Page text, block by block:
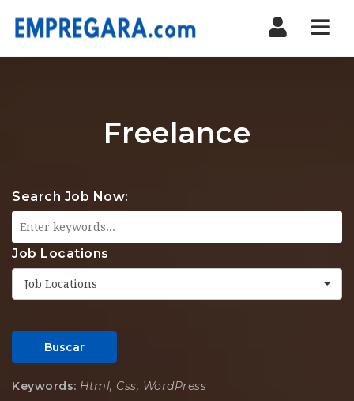
Freelance
Search Job Now:
Job Locations
Job Locations
Buscar
Keywords: Html, Css, WordPress